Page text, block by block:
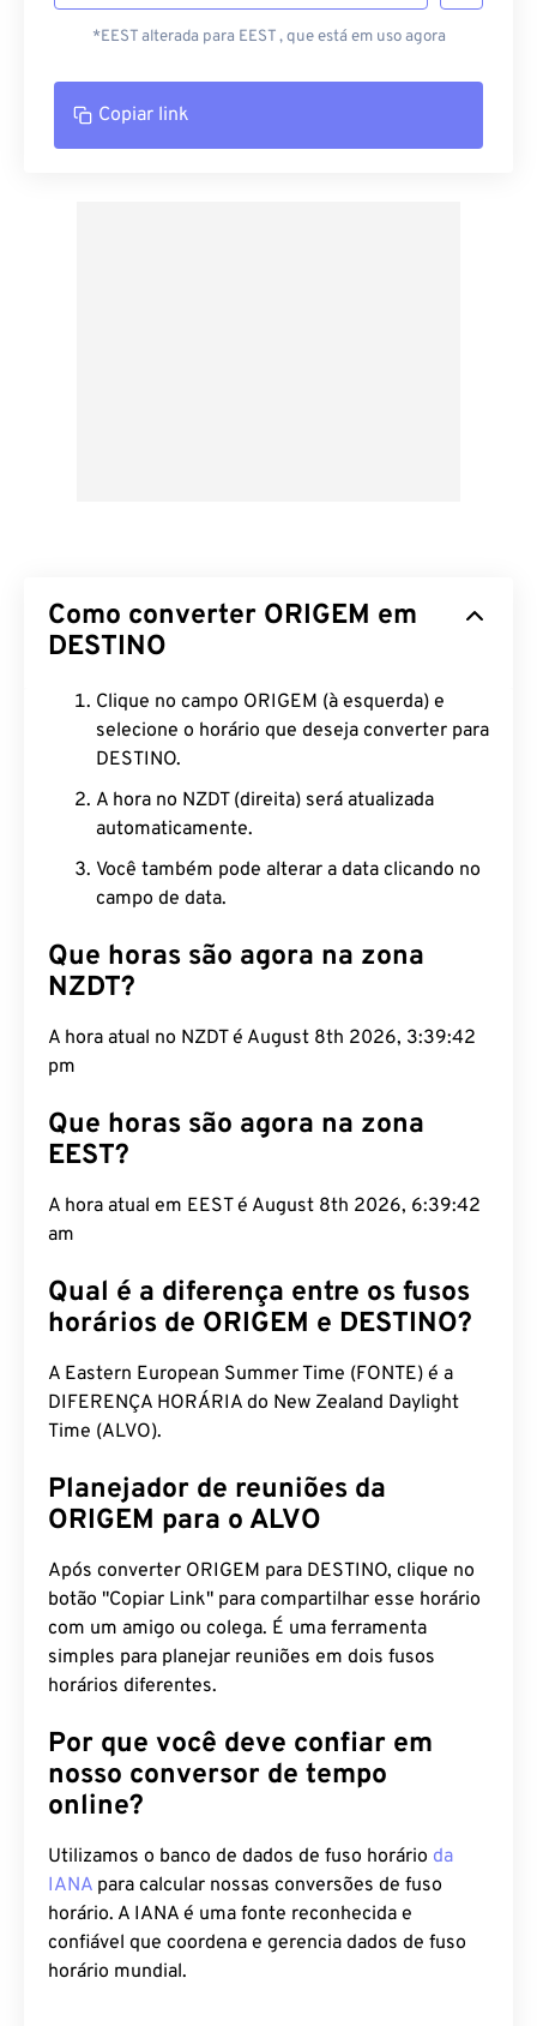
*EEST alterada para EEST , que está em uso agora
Copiar link
Como converter ORIGEM em
DESTINO
Clique no campo ORIGEM (à esquerda) e
selecione o horário que deseja converter para
DESTINO.
A hora no NZDT (direita) será atualizada
automaticamente.
Você também pode alterar a data clicando no
campo de data.
Que horas são agora na zona
NZDT?
A hora atual no NZDT é August 8th 2026, 3:39:43
pm
Que horas são agora na zona
EEST?
A hora atual em EEST é August 8th 2026, 6:39:43
am
Qual é a diferença entre os fusos
horários de ORIGEM e DESTINO?
A Eastern European Summer Time (FONTE) é a
DIFERENÇA HORÁRIA do New Zealand Daylight
Time (ALVO).
Planejador de reuniões da
ORIGEM para o ALVO
Após converter ORIGEM para DESTINO, clique no
botão "Copiar Link" para compartilhar esse horário
com um amigo ou colega. É uma ferramenta
simples para planejar reuniões em dois fusos
horários diferentes.
Por que você deve confiar em
nosso conversor de tempo
online?
Utilizamos o banco de dados de fuso horário da
IANA para calcular nossas conversões de fuso
horário. A IANA é uma fonte reconhecida e
confiável que coordena e gerencia dados de fuso
horário mundial.